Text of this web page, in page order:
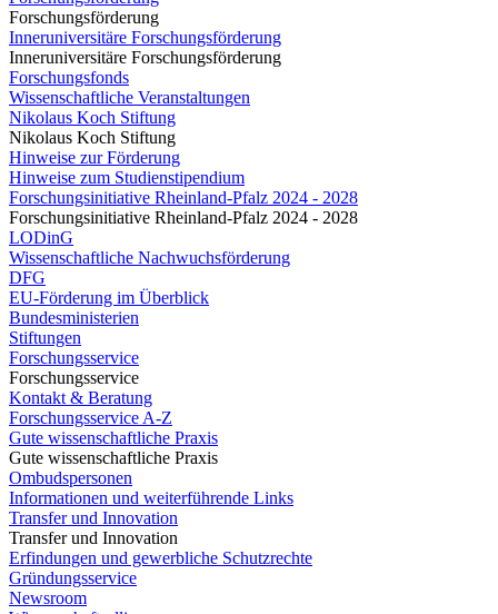
Forschungsförderung
Inneruniversitäre Forschungsförderung
Inneruniversitäre Forschungsförderung
Forschungsfonds
Wissenschaftliche Veranstaltungen
Nikolaus Koch Stiftung
Nikolaus Koch Stiftung
Hinweise zur Förderung
Hinweise zum Studienstipendium
Forschungsinitiative Rheinland-Pfalz 2024 - 2028
Forschungsinitiative Rheinland-Pfalz 2024 - 2028
LODinG
Wissenschaftliche Nachwuchsförderung
DFG
EU-Förderung im Überblick
Bundesministerien
Stiftungen
Forschungsservice
Forschungsservice
Kontakt & Beratung
Forschungsservice A-Z
Gute wissenschaftliche Praxis
Gute wissenschaftliche Praxis
Ombudspersonen
Informationen und weiterführende Links
Transfer und Innovation
Transfer und Innovation
Erfindungen und gewerbliche Schutzrechte
Gründungsservice
Newsroom